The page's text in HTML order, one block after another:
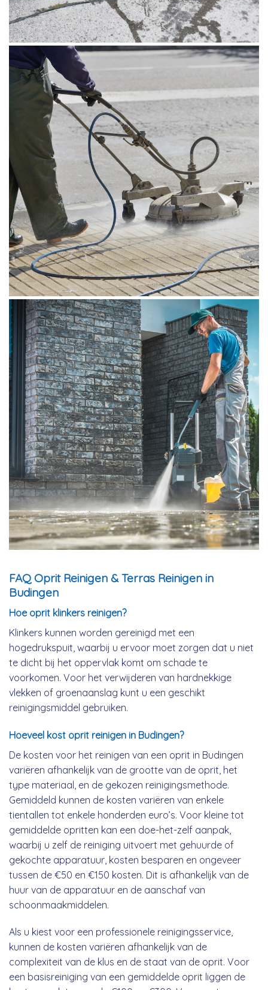
FAQ Oprit Reinigen & Terras Reinigen in
Budingen
Hoe oprit klinkers reinigen?
Klinkers kunnen worden gereinigd met een
hogedrukspuit, waarbij u ervoor moet zorgen dat u niet
te dicht bij het oppervlak komt om schade te
voorkomen. Voor het verwijderen van hardnekkige
vlekken of groenaanslag kunt u een geschikt
reinigingsmiddel gebruiken.
Hoeveel kost oprit reinigen in Budingen?
De kosten voor het reinigen van een oprit in Budingen
variëren afhankelijk van de grootte van de oprit, het
type materiaal, en de gekozen reinigingsmethode.
Gemiddeld kunnen de kosten variëren van enkele
tientallen tot enkele honderden euro’s. Voor kleine tot
gemiddelde opritten kan een doe-het-zelf aanpak,
waarbij u zelf de reiniging uitvoert met gehuurde of
gekochte apparatuur, kosten besparen en ongeveer
tussen de €50 en €150 kosten. Dit is afhankelijk van de
huur van de apparatuur en de aanschaf van
schoonmaakmiddelen.
Als u kiest voor een professionele reinigingsservice,
kunnen de kosten variëren afhankelijk van de
complexiteit van de klus en de staat van de oprit. Voor
een basisreiniging van een gemiddelde oprit liggen de